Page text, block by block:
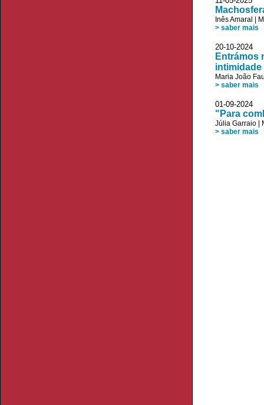
Inês Amaral
> saber mais
20-10-
Entrámos
intimidade
Maria João
> saber mais
01-09-2024
"Para
Júlia Garraio
> saber mais